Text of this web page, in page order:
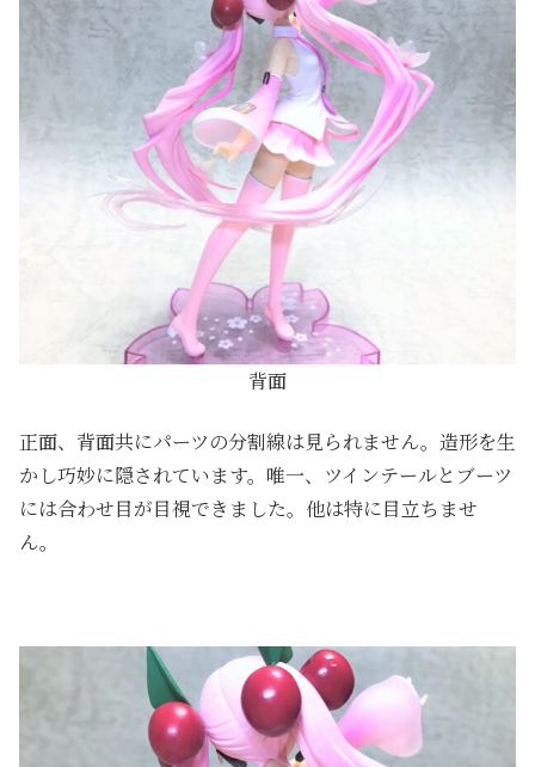
背面
正面、背面共にパーツの分割線は見られません。造形を生
かし巧妙に隠されています。唯一、ツインテールとブーツ
には合わせ目が目視できました。他は特に目立ちませ
ん。